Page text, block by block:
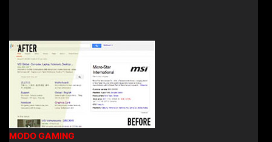
MODO GAMING